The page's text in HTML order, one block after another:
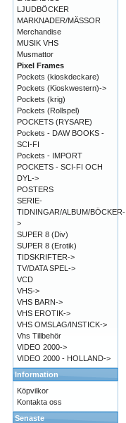
LJUDBÖCKER
MARKNADER/MÄSSOR
Merchandise
MUSIK VHS
Musmattor
Pixel Frames
Pockets (kioskdeckare)
Pockets (Kioskwestern)->
Pockets (krig)
Pockets (Rollspel)
POCKETS (RYSARE)
Pockets - DAW BOOKS -
SCI-FI
Pockets - IMPORT
POCKETS - SCI-FI OCH
DYL->
POSTERS
SERIE-
TIDNINGAR/ALBUM/BÖCKER-
>
SUPER 8 (Div)
SUPER 8 (Erotik)
TIDSKRIFTER->
TV/DATA SPEL->
VCD
VHS->
VHS BARN->
VHS EROTIK->
VHS OMSLAG/INSTICK->
Vhs Tillbehör
VIDEO 2000->
VIDEO 2000 - HOLLAND->
Information
Köpvilkor
Kontakta oss
Senaste